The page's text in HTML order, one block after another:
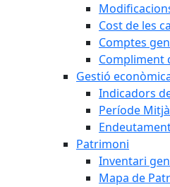
Cost de les
Comptes
Compliment
Gestió
Indicadors
Període
Patrimoni
Inventari
Mapa de